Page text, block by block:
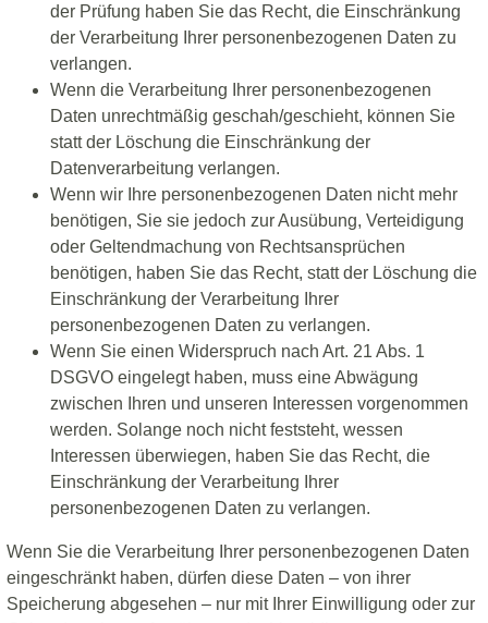
der Prüfung haben Sie das Recht, die Einschränkung
der Verarbeitung Ihrer personenbezogenen Daten zu
verlangen.
Wenn die Verarbeitung Ihrer personenbezogenen
Daten unrechtmäßig geschah/geschieht, können Sie
statt der Löschung die Einschränkung der
Datenverarbeitung verlangen.
Wenn wir Ihre personenbezogenen Daten nicht mehr
benötigen, Sie sie jedoch zur Ausübung, Verteidigung
oder Geltendmachung von Rechtsansprüchen
benötigen, haben Sie das Recht, statt der Löschung die
Einschränkung der Verarbeitung Ihrer
personenbezogenen Daten zu verlangen.
Wenn Sie einen Widerspruch nach Art. 21 Abs. 1
DSGVO eingelegt haben, muss eine Abwägung
zwischen Ihren und unseren Interessen vorgenommen
werden. Solange noch nicht feststeht, wessen
Interessen überwiegen, haben Sie das Recht, die
Einschränkung der Verarbeitung Ihrer
personenbezogenen Daten zu verlangen.
Wenn Sie die Verarbeitung Ihrer personenbezogenen Daten
eingeschränkt haben, dürfen diese Daten – von ihrer
Speicherung abgesehen – nur mit Ihrer Einwilligung oder zur